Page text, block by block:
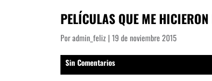
PELÍCULAS QUE ME HICIERON
Por admin_feliz | 19 de noviembre 2015
Sin Comentarios